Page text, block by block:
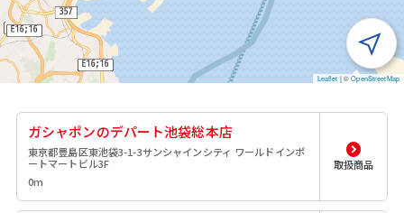
Leaflet |©OpenStreetMap
ガシャポンのデパート池袋総本店
東京都豊島区東池袋3-1-3サンシャインシティ ワールドインポ
ートマートビル3F
0m
取扱商品